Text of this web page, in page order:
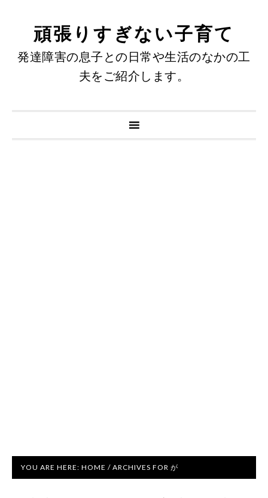
頑張りすぎない子育て
発達障害の息子との日常や生活のなかの工
夫をご紹介します。
YOU ARE HERE: HOME / ARCHIVES FOR が